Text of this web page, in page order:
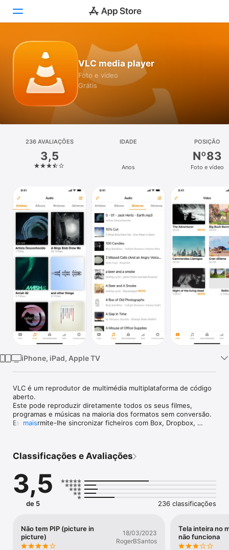
Hoje
Jogos
Apps
Plataforma
iPhone
Mac
Watch
TV
VLC media player
Foto e vídeo
Grátis
236 AVALIAÇÕES
3,5
IDADE
Anos
POSIÇÃO
Nº83
Foto e vídeo
iPhone, iPad, Apple TV
VLC é um reprodutor de multimédia multiplataforma de código
aberto.
Este pode reproduzir diretamente todos os seus filmes,
programas e músicas na maioria dos formatos sem conversão.
Este permite-lhe sincronizar ficheiros com Box, Dropbox,
UPnP/DLNA e na Web.
compatibilidade total com SSA, múltiplas faixas de áudio,
controlo de velocidade da reprodução e renderização via
Chromecast.
mais
Classificações e Avaliações
3,5
de 5 236 classificações
Não tem PIP (picture in
picture)
18/03/2023
RogerBSantos
Tela inteira no
não funciona